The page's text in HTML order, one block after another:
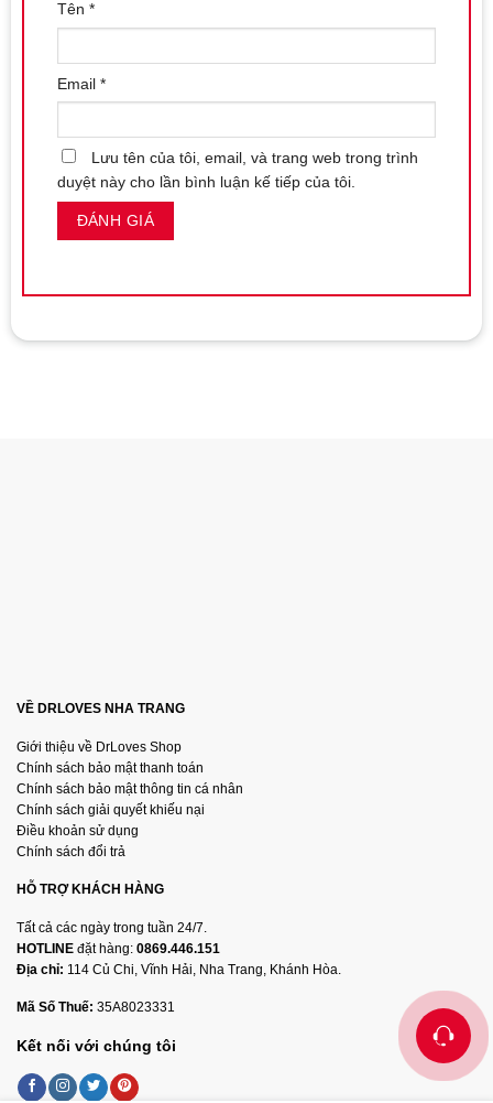
Tên *
Email *
Lưu tên của tôi, email, và trang web trong trình
duyệt này cho lần bình luận kế tiếp của tôi.
VỀ DRLOVES NHA TRANG
Giới thiệu về DrLoves Shop
Chính sách bảo mật thanh toán
Chính sách bảo mật thông tin cá nhân
Chính sách giải quyết khiếu nại
Điều khoản sử dụng
Chính sách đổi trả
HỖ TRỢ KHÁCH HÀNG
Tất cả các ngày trong tuần 24/7.
HOTLINE đặt hàng: 0869.446.151
Địa chỉ: 114 Củ Chi, Vĩnh Hải, Nha Trang, Khánh Hòa.
Mã Số Thuế: 35A8023331
Kết nối với chúng tôi